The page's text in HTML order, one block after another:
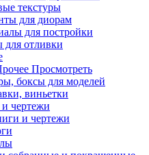
текстуры
для диорам
для постройки
отливки
Просмотреть
боксы для моделей
виньетки
чертежи
и чертежи